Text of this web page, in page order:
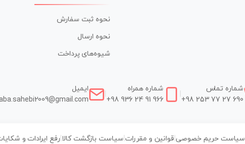
نحوه ثبت سفارش
نحوه ارسال
شیوه‌های پرداخت
شماره تماس
+98 253 77 27 690
شماره همراه
+98 936 24 91 966
ایمیل
سیاست حریم خصوصی| قوانین و مقررات سیاست بازگشت کالا رفع ایرادات و